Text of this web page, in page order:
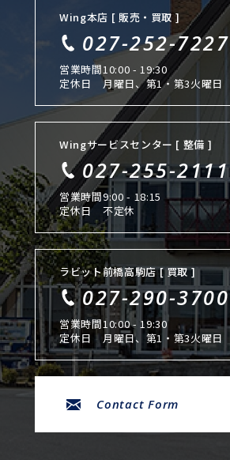
Wing本店 [ 販売・買取 ]
027-252-7227
営業時間10:00 - 19:30
定休日
月曜日、第1・第3火曜日
Wingサービスセンター [ 整備 ]
027-255-2111
営業時間9:00 - 18:15
定休日
不定休
ラビット前橋高駒店 [ 買取 ]
027-290-3700
営業時間10:00 - 19:30
定休日
月曜日、第1・第3火曜日
Contact Form